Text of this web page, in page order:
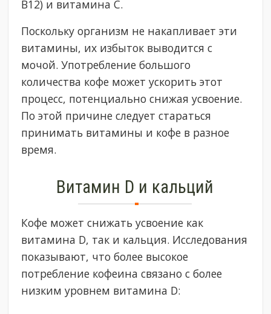
B12) и витамина C.
Поскольку организм не накапливает эти
витамины, их избыток выводится с
мочой. Употребление большого
количества кофе может ускорить этот
процесс, потенциально снижая усвоение.
По этой причине следует стараться
принимать витамины и кофе в разное
время.
Витамин D и кальций
Кофе может снижать усвоение как
витамина D, так и кальция. Исследования
показывают, что более высокое
потребление кофеина связано с более
низким уровнем витамина D: